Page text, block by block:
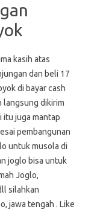
kasih atas
dan beli 17
di bayar cash
langsung dikirim
itu juga mantap
pembangunan
untuk musola di
joglo bisa untuk
Joglo,
silahkan
jawa tengah . Like